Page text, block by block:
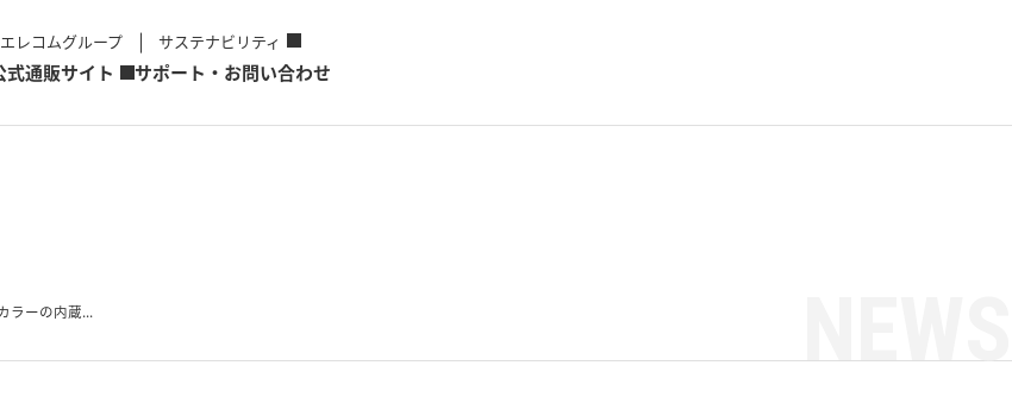
エレコムグループ サステナビリティ
式通販サイト サポート・お問い合わせ
ラーの内蔵...